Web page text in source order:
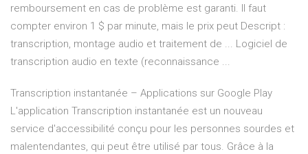
remboursement en cas de problème est garanti. Il faut
compter environ 1 $ par minute, mais le prix peut Descript :
transcription, montage audio et traitement de ... Logiciel de
transcription audio en texte (reconnaissance ...
Transcription instantanée – Applications sur Google Play
L'application Transcription instantanée est un nouveau
service d'accessibilité conçu pour les personnes sourdes et
malentendantes, qui peut être utilisé par tous. Grâce à la